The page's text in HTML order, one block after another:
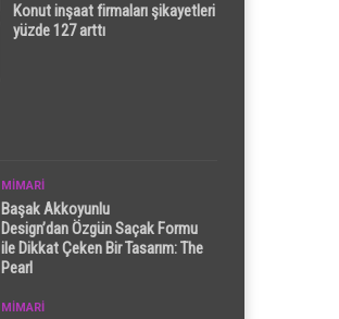
Konut inşaat firmaları şikayetleri
yüzde 127 arttı
MİMARİ
Başak Akkoyunlu
Design’dan Özgün Saçak Formu
ile Dikkat Çeken Bir Tasarım: The
Pearl
MİMARİ